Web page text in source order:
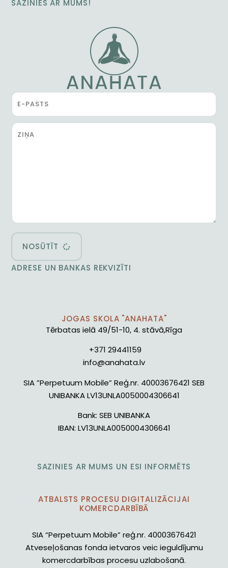
SAZINIES AR MUMS!
NOSŪTĪT
ADRESE UN BANKAS REKVIZĪTI
JOGAS SKOLA "ANAHATA"
Tērbatas ielā 49/51-10, 4. stāvā,Rīga
+371 29441159
info@anahata.lv
SIA ”Perpetuum Mobile” Reģ.nr. 40003676421 SEB
UNIBANKA LV13UNLA0050004306641
Bank: SEB UNIBANKA
IBAN: LV13UNLA0050004306641
SAZINIES AR MUMS UN ESI INFORMĒTS
ATBALSTS PROCESU DIGITALIZĀCIJAI
KOMERCDARBĪBĀ
SIA “Perpetuum Mobile” reģ.nr. 40003676421
Atveseļošanas fonda ietvaros veic ieguldījumu
komercdarbības procesu uzlabošanā.